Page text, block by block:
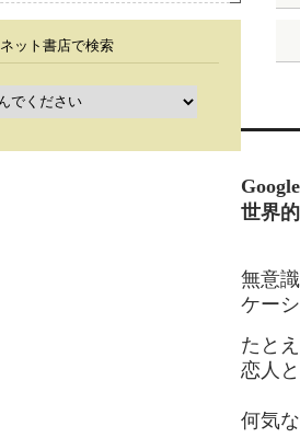
ネット書店で検索
世界
無意
ケー
たと
恋人
何気